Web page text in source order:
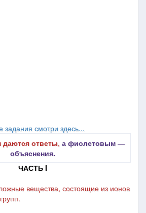
задания смотри здесь...
ответы, а фиолетовым ―
объяснения.
ЧАСТЬ I
вещества, состоящие из ионов